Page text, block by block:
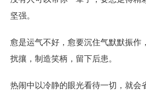
坚强。
愈是运气不好，愈要沉住气默默振作
扰攘，制造笑柄，留下后患。
热闹中以冷静的眼光看待一切，就会